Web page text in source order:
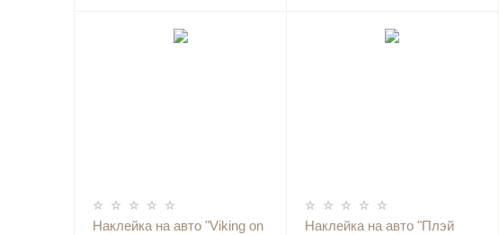
Наклейка на авто "Viking on
Наклейка на авто "Плэй